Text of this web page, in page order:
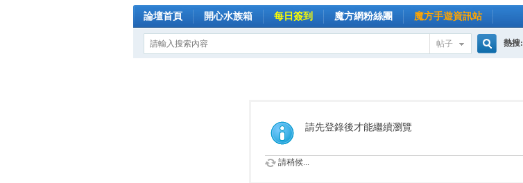
論壇首頁 開心水族箱 每日簽到 魔方網粉絲團 魔方手遊資訊站
帖子 熱搜:
請先登錄後才能繼續瀏覽
請稍候...